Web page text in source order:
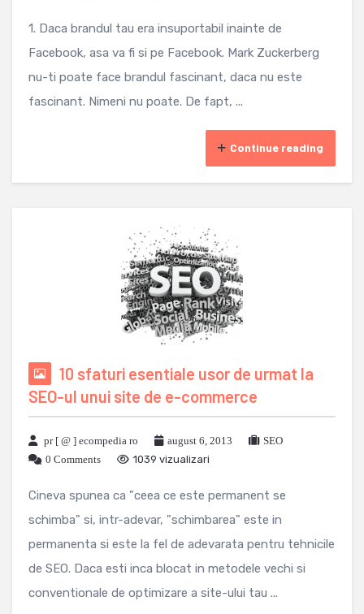
1. Daca brandul tau era insuportabil inainte de
Facebook, asa va fi si pe Facebook. Mark Zuckerberg
nu-ti poate face brandul fascinant, daca nu este
fascinant. Nimeni nu poate. De fapt, ...
Continue reading
10 sfaturi esentiale usor de urmat la
SEO-ul unui site de e-commerce
pr [ @ ] ecompedia ro august 6, 2013
SEO
0 Comments
1039 vizualizari
Cineva spunea ca "ceea ce este permanent se
schimba" si, intr-adevar, "schimbarea" este in
permanenta si este la fel de adevarata pentru tehnicile
de SEO. Daca esti inca blocat in metodele vechi si
conventionale de optimizare a site-ului tau ...